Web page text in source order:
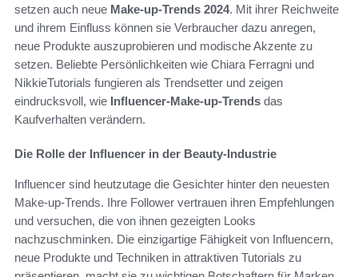
setzen auch neue Make-up-Trends 2024. Mit ihrer Reichweite
und ihrem Einfluss können sie Verbraucher dazu anregen,
neue Produkte auszuprobieren und modische Akzente zu
setzen. Beliebte Persönlichkeiten wie Chiara Ferragni und
NikkieTutorials fungieren als Trendsetter und zeigen
eindrucksvoll, wie Influencer-Make-up-Trends das
Kaufverhalten verändern.
Die Rolle der Influencer in der Beauty-Industrie
Influencer sind heutzutage die Gesichter hinter den neuesten
Make-up-Trends. Ihre Follower vertrauen ihren Empfehlungen
und versuchen, die von ihnen gezeigten Looks
nachzuschminken. Die einzigartige Fähigkeit von Influencern,
neue Produkte und Techniken in attraktiven Tutorials zu